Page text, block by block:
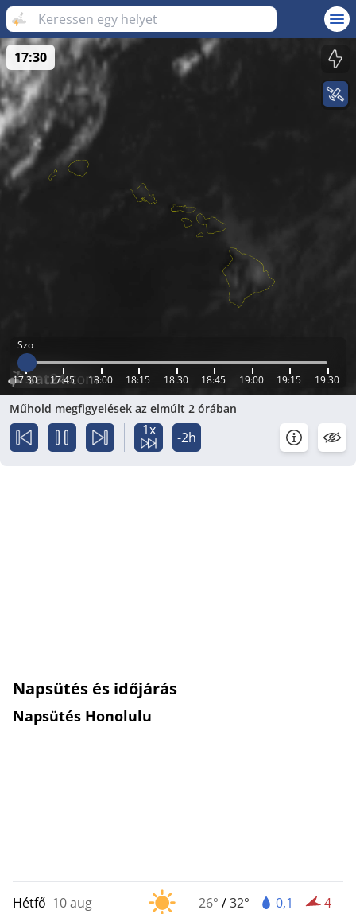
Szo
17:30 17:45 18:00 18:15 18:30 18:45 19:00 19:15 19:30
17:30
Műhold megfigyelések az elmúlt 2 órában
1x -2h
Napsütés és időjárás
Napsütés Honolulu
Hétfő 10 aug 26° /32° 0,1 4